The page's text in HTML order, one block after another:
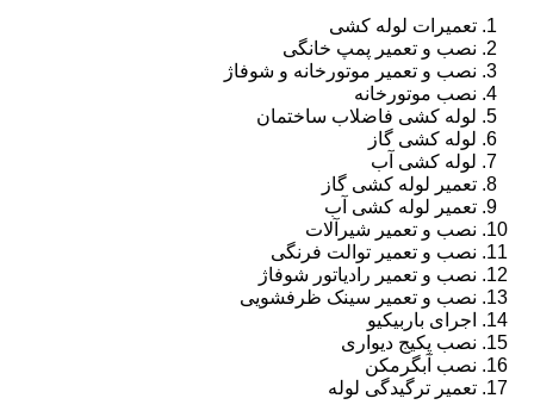
تعمیرات لوله کشی
نصب و تعمیر پمپ خانگی
نصب و تعمیر موتورخانه و شوفاژ
نصب موتورخانه
لوله کشی فاضلاب ساختمان
لوله کشی گاز
لوله کشی آب
تعمیر لوله کشی گاز
تعمیر لوله کشی آب
نصب و تعمیر شیرآلات
نصب و تعمیر توالت فرنگی
نصب و تعمیر رادیاتور شوفاژ
نصب و تعمیر سینک ظرفشویی
اجرای باربیکیو
نصب پکیج دیواری
نصب آبگرمکن
تعمیر ترگیدگی لوله